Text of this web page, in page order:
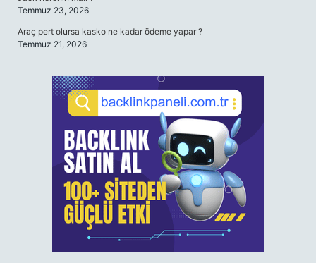
Temmuz 23, 2026
Araç pert olursa kasko ne kadar ödeme yapar ?
Temmuz 21, 2026